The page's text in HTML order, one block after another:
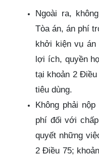
Ngoài ra,
Tòa án, án phí
khởi kiện vụ án
lợi ích, quyền
tại khoản 2
tiêu dùng.
Không phải
phí đối với
quyết những
2 Điều 75;